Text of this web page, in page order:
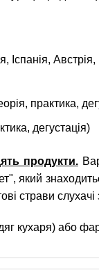
Іспанія,
практика,
дегустація)
продукти.
який
страви
кухаря) або